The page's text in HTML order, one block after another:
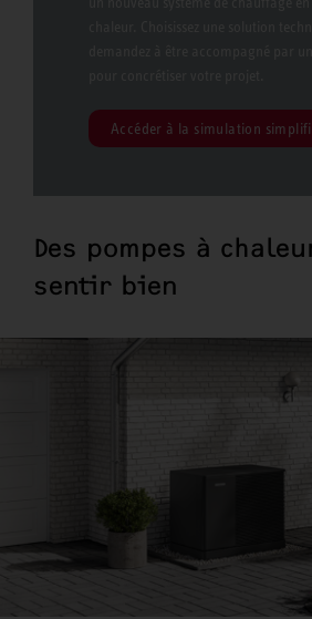
Accéder à la simulation
Des pompes à
sentir bien